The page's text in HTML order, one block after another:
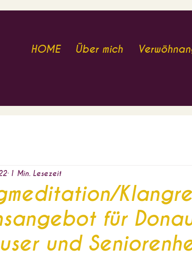
HOME Über mich
für
und
1 Min. Lesezeit